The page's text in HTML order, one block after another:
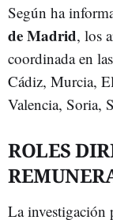
Según ha
de Madrid, los
coordinada en
Cádiz, Murcia,
Valencia, Soria,
ROLES
La investigación